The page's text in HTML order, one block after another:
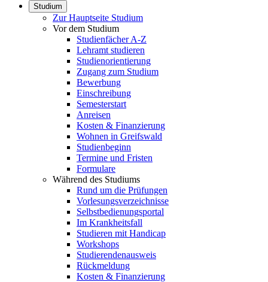
Studium
Zur Hauptseite Studium
Vor dem Studium
Studienfächer A-Z
Lehramt studieren
Studienorientierung
Zugang zum Studium
Bewerbung
Einschreibung
Semesterstart
Anreisen
Kosten & Finanzierung
Wohnen in Greifswald
Studienbeginn
Termine und Fristen
Formulare
Während des Studiums
Rund um die Prüfungen
Vorlesungsverzeichnisse
Selbstbedienungsportal
Im Krankheitsfall
Studieren mit Handicap
Workshops
Studierendenausweis
Rückmeldung
Kosten & Finanzierung